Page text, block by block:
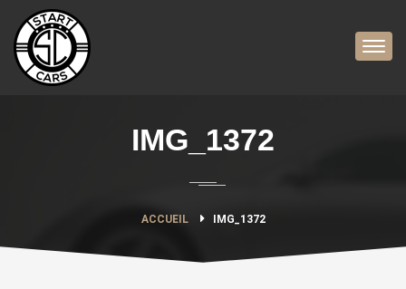
IMG_1372
ACCUEIL IMG_1372